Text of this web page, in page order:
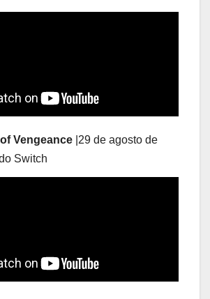
Vengeance |29 de agosto de
Switch